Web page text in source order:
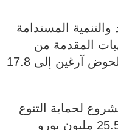
المستدامة
المقدمة من
طرف البنك لصندوق الائتمان لحوض آرغين إلى 17.8
لحماية التنوع
البيولوجي، وتبلغ قيمة تمويله 25.5 مليون يورو